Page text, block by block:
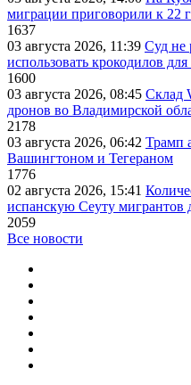
миграции приговорили к 22
1637
03 августа 2026, 11:39 Суд не
использовать крокодилов
1600
03 августа 2026, 08:45 Склад
дронов во Владимирской
2178
03 августа 2026, 06:42 Трамп
Вашингтоном и Тегераном
1776
02 августа 2026, 15:41
испанскую Сеуту мигрантов
2059
Все новости